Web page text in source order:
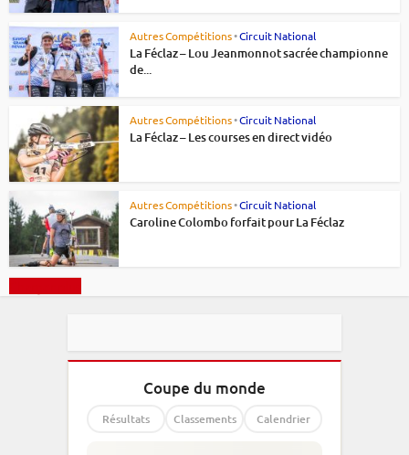
Autres Compétitions•Circuit National
La Féclaz – Lou Jeanmonnot sacrée championne
de...
Autres Compétitions•Circuit National
La Féclaz – Les courses en direct vidéo
Autres Compétitions•Circuit National
Caroline Colombo forfait pour La Féclaz
Coupe du monde
Résultats Classements Calendrier